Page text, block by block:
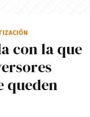
con la que
queden